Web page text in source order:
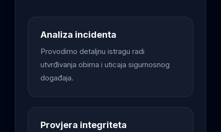
Analiza incidenta
Provodimo detaljnu istragu radi
utvrđivanja obima i uticaja sigurnosnog
događaja.
Provjera integriteta